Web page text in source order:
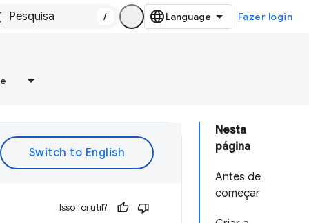
/ Fazer login
Nesta
página
Antes de
começar
Isso foi útil?